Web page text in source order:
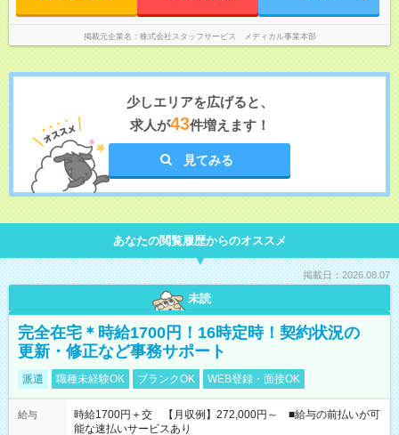
掲載元企業名 株式会社スタッフサービス メディカル事業本部
少しエリアを広げると、
求人が43件増えます！
見てみる
あなたの閲覧履歴からのオススメ
掲載日：2026.08.07
未読
完全在宅＊時給1700円！16時定時！契約状況の
更新・修正など事務サポート
派遣 職種未経験OK ブランクOK WEB登録・面接OK
給与
時給1700円＋交 【月収例】272,000円～ ■給与の前払いが可
能な速払いサービスあり